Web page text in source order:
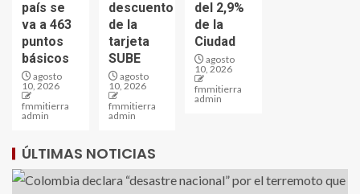
país se
va a 463
puntos
básicos
agosto
10, 2026
fmmitierra
admin
descuento
de la
tarjeta
SUBE
agosto
10, 2026
fmmitierra
admin
del 2,9%
de la
Ciudad
agosto
10, 2026
fmmitierra
admin
ÚLTIMAS NOTICIAS